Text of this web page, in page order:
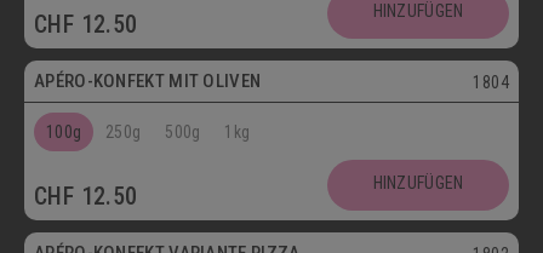
CHF 12.50 HINZUFÜGEN
Vegetarisch
APÉRO-KONFEKT MIT OLIVEN 1804
100g 250g 500g 1kg
CHF 12.50 HINZUFÜGEN